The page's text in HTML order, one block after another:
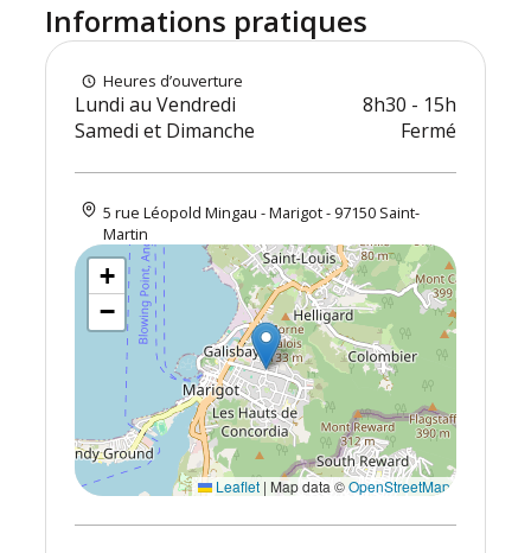
Informations pratiques
Heures d’ouverture
Lundi au Vendredi
8h30 - 15h
Samedi et Dimanche
Fermé
5 rue Léopold Mingau - Marigot - 97150 Saint-
Martin
+
−
Leaflet | Map data ©OpenStreetMap